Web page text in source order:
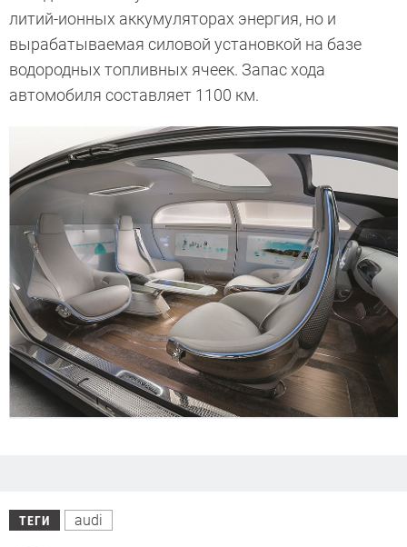
литий-ионных аккумуляторах энергия, но и
вырабатываемая силовой установкой на базе
водородных топливных ячеек. Запас хода
автомобиля составляет 1100 км.
ТЕГИ audi